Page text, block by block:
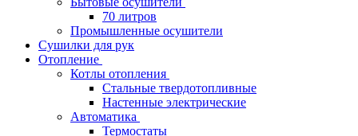
70 литров
Промышленные осушители
Сушилки для рук
Отопление
Котлы отопления
Стальные твердотопливные
Настенные электрические
Автоматика
Термостаты